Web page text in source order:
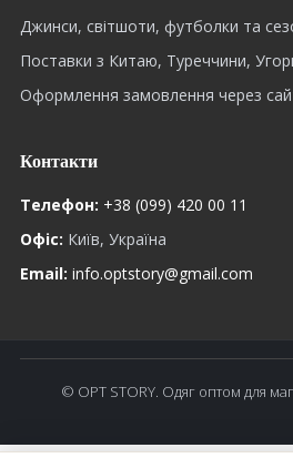
Джинси, світшоти, футболки та
Поставки з Китаю, Туреччини,
Оформлення замовлення через
Контакти
Телефон: +38 (099) 420 00 11
Офіс: Київ, Україна
Email: info.optstory@gmail.com